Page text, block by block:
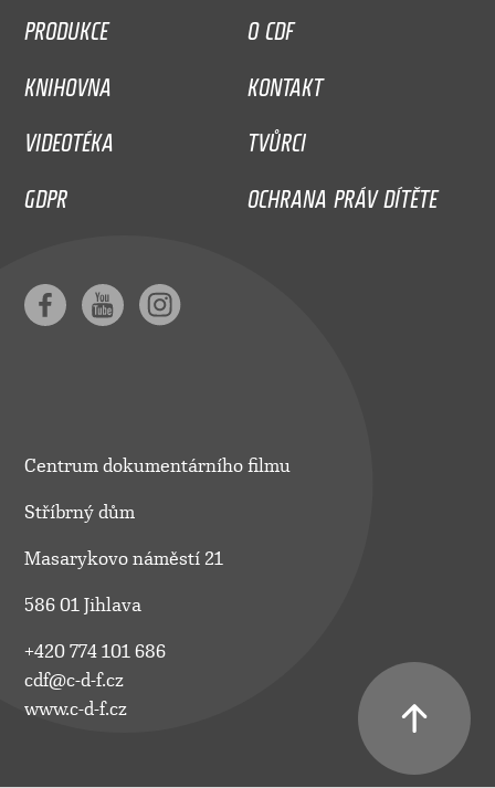
PRODUKCE
O CDF
KNIHOVNA
KONTAKT
VIDEOTÉKA
TVŮRCI
GDPR
OCHRANA PRÁV DÍTĚTE
Centrum dokumentárního filmu
Stříbrný dům
Masarykovo náměstí 21
586 01 Jihlava
+420 774 101 686
cdf@c-d-f.cz
www.c-d-f.cz